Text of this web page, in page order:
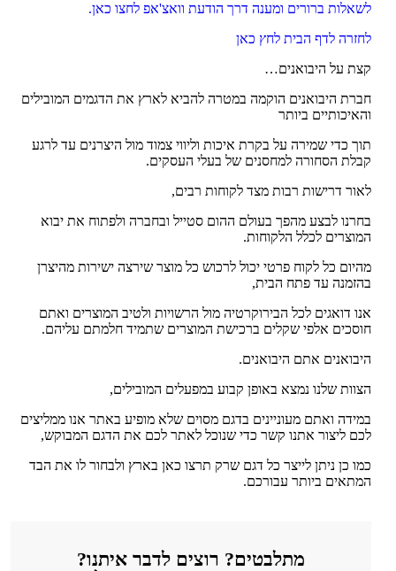
לשאלות ברורים ומענה דרך הודעת וואצ'אפ לחצו כאן.
לחזרה לדף הבית לחץ כאן
קצת על היבואנים…
חברת היבואנים הוקמה במטרה להביא לארץ את הדגמים המובילים
והאיכותיים ביותר
תוך כדי שמירה על בקרת איכות וליווי צמוד מול היצרנים עד לרגע
קבלת הסחורה למחסנים של בעלי העסקים.
לאור דרישות רבות מצד לקוחות רבים,
בחרנו לבצע מהפך בעולם ההום סטייל ובחברה ולפתוח את יבוא
המוצרים לכלל הלקוחות.
מהיום כל לקוח פרטי יכול לרכוש כל מוצר שירצה ישירות מהיצרן
בהזמנה עד פתח הבית,
אנו דואגים לכל הבירוקרטיה מול הרשויות ולטיב המוצרים ואתם
חוסכים אלפי שקלים ברכישת המוצרים שתמיד חלמתם עליהם.
היבואנים אתם היבואנים.
הצוות שלנו נמצא באופן קבוע במפעלים המובילים,
במידה ואתם מעוניינים בדגם מסוים שלא מופיע באתר אנו ממליצים
לכם ליצור אתנו קשר כדי שנוכל לאתר לכם את הדגם המבוקש,
כמו כן ניתן לייצר כל דגם שרק תרצו כאן בארץ ולבחור לו את הבד
המתאים ביותר עבורכם.
מתלבטים? רוצים לדבר איתנו?